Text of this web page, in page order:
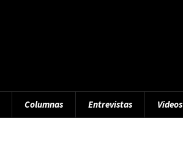
Columnas Entrevistas Videos